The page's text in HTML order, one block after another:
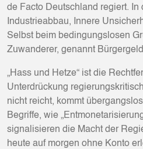
de Facto Deutschland regiert. In
Industrieabbau, Innere
Selbst beim bedingungslosen
Zuwanderer, genannt
„Hass und Hetze“ ist die
Unterdrückung
nicht reicht, kommt
Begriffe, wie
signalisieren die Macht der
heute auf morgen ohne Konto